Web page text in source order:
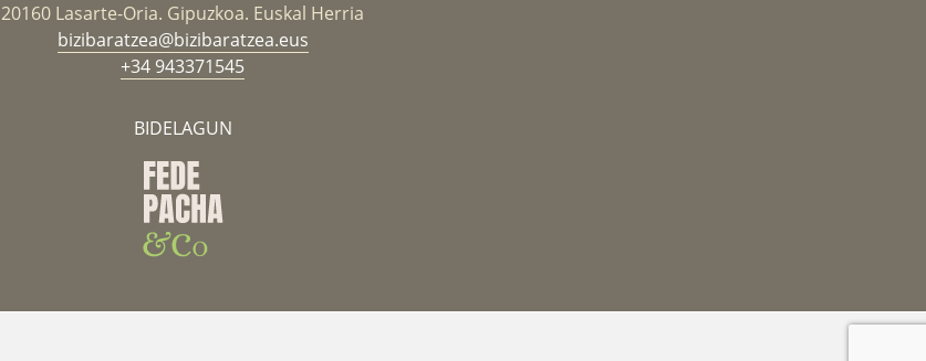
20160 Lasarte-Oria. Gipuzkoa. Euskal Herria
bizibaratzea@bizibaratzea.eus
+34 943371545
BIDELAGUN